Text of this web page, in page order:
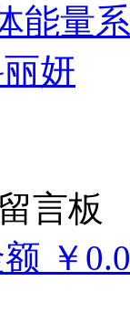
能量
妍
留言板
￥